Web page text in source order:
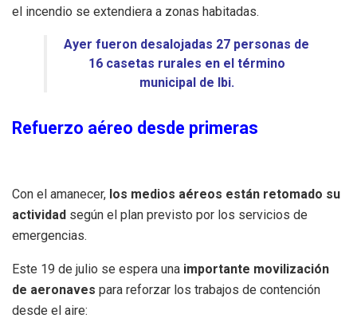
el incendio se extendiera a zonas habitadas.
Ayer fueron desalojadas 27 personas de
16 casetas rurales en el término
municipal de Ibi.
Refuerzo aéreo desde primeras
Con el amanecer, los medios aéreos están retomado su
actividad según el plan previsto por los servicios de
emergencias.
Este 19 de julio se espera una importante movilización
de aeronaves para reforzar los trabajos de contención
desde el aire: